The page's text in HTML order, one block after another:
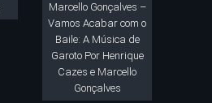
Marcello Gonçalves –
Vamos Acabar com o
Baile: A Música de
Garoto Por Henrique
Cazes e Marcello
Gonçalves